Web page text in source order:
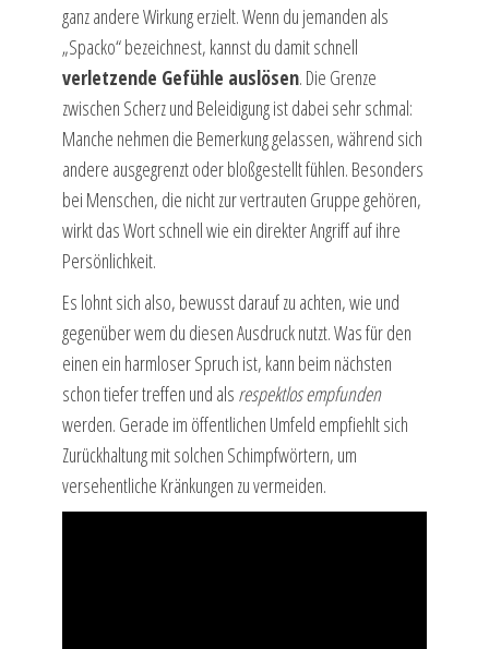
ganz andere Wirkung erzielt. Wenn du jemanden als
„Spacko“ bezeichnest, kannst du damit schnell
verletzende Gefühle auslösen. Die Grenze
zwischen Scherz und Beleidigung ist dabei sehr schmal:
Manche nehmen die Bemerkung gelassen, während sich
andere ausgegrenzt oder bloßgestellt fühlen. Besonders
bei Menschen, die nicht zur vertrauten Gruppe gehören,
wirkt das Wort schnell wie ein direkter Angriff auf ihre
Persönlichkeit.
Es lohnt sich also, bewusst darauf zu achten, wie und
gegenüber wem du diesen Ausdruck nutzt. Was für den
einen ein harmloser Spruch ist, kann beim nächsten
schon tiefer treffen und als respektlos empfunden
werden. Gerade im öffentlichen Umfeld empfiehlt sich
Zurückhaltung mit solchen Schimpfwörtern, um
versehentliche Kränkungen zu vermeiden.